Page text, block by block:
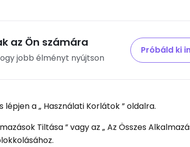
az Ön számára
jobb élményt nyújtson
Próbáld ki
a „ Használati Korlátok ” oldalra.
Tiltása ” vagy az „ Az Összes